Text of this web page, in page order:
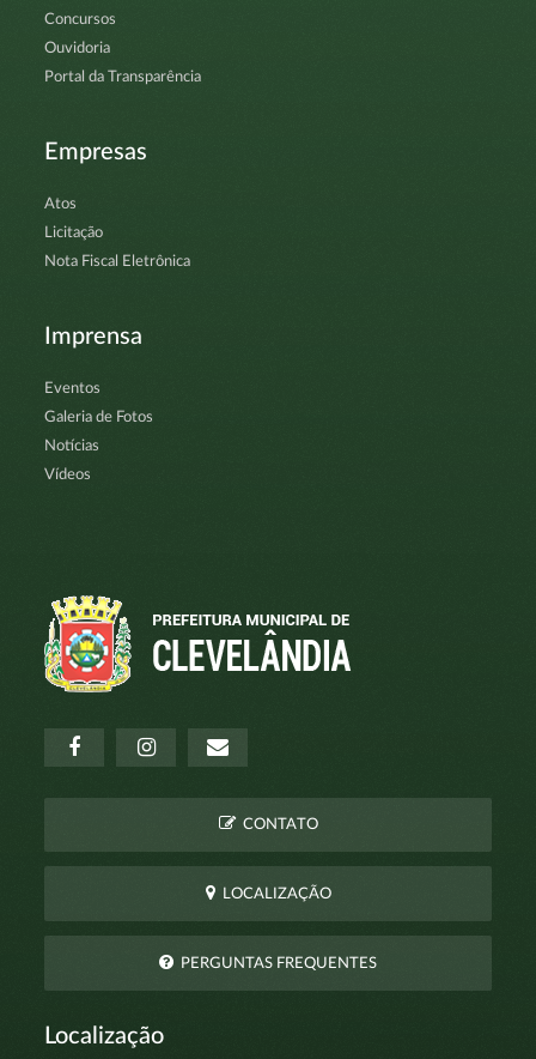
Concursos
Ouvidoria
Portal da Transparência
Empresas
Atos
Licitação
Nota Fiscal Eletrônica
Imprensa
Eventos
Galeria de Fotos
Notícias
Vídeos
CONTATO
LOCALIZAÇÃO
PERGUNTAS FREQUENTES
Localização